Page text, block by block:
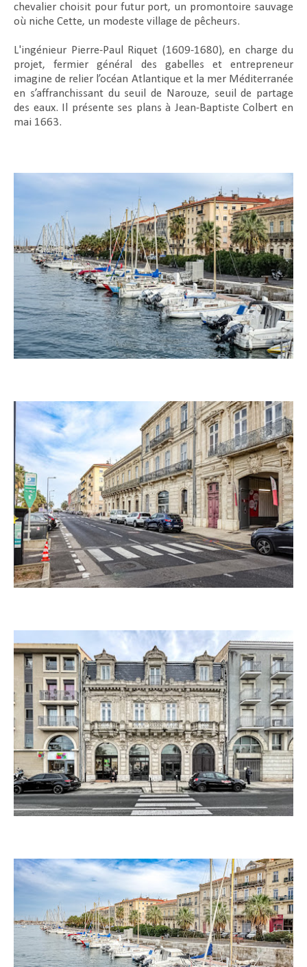
chevalier choisit pour futur port, un promontoire sauvage
où niche Cette, un modeste village de pêcheurs.
L'ingénieur Pierre-Paul Riquet (1609-1680), en charge du
projet, fermier général des gabelles et entrepreneur
imagine de relier l’océan Atlantique et la mer Méditerranée
en s’affranchissant du seuil de Narouze, seuil de partage
des eaux. Il présente ses plans à Jean-Baptiste Colbert en
mai 1663.